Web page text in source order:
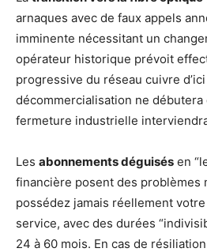
arnaques avec de faux appels
imminente nécessitant un
opérateur historique prévoit
progressive du réseau cuivre
décommercialisation ne débutera
fermeture industrielle
Les abonnements déguisés en
financière posent des problèmes
possédez jamais réellement
service, avec des durées
24 à 60 mois. En cas de